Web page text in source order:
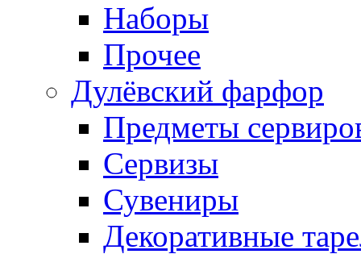
Наборы
Прочее
Дулёвский фарфор
Предметы
Сервизы
Сувениры
Декоративные